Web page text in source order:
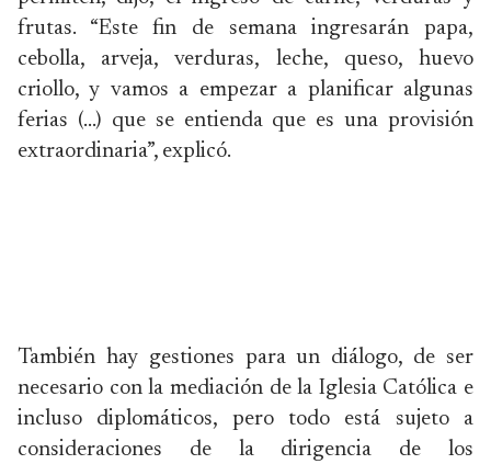
frutas. “Este fin de semana ingresarán papa,
cebolla, arveja, verduras, leche, queso, huevo
criollo, y vamos a empezar a planificar algunas
ferias (…) que se entienda que es una provisión
extraordinaria”, explicó.
También hay gestiones para un diálogo, de ser
necesario con la mediación de la Iglesia Católica e
incluso diplomáticos, pero todo está sujeto a
consideraciones de la dirigencia de los